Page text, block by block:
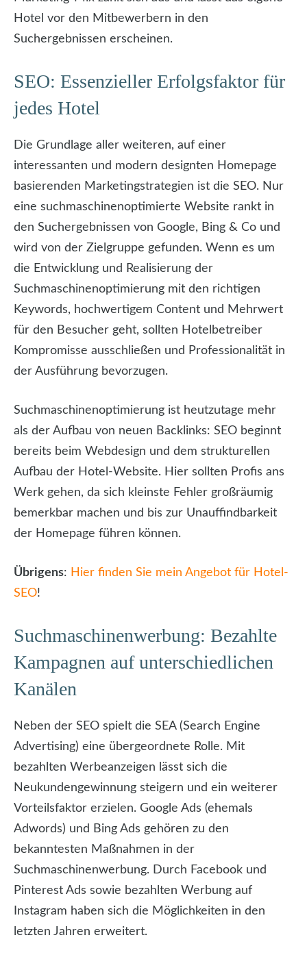
Hotel vor den Mitbewerbern in den
Suchergebnissen erscheinen.
SEO: Essenzieller Erfolgsfaktor für
jedes Hotel
Die Grundlage aller weiteren, auf einer
interessanten und modern designten Homepage
basierenden Marketingstrategien ist die SEO. Nur
eine suchmaschinenoptimierte Website rankt in
den Suchergebnissen von Google, Bing & Co und
wird von der Zielgruppe gefunden. Wenn es um
die Entwicklung und Realisierung der
Suchmaschinenoptimierung mit den richtigen
Keywords, hochwertigem Content und Mehrwert
für den Besucher geht, sollten Hotelbetreiber
Kompromisse ausschließen und Professionalität in
der Ausführung bevorzugen.
Suchmaschinenoptimierung ist heutzutage mehr
als der Aufbau von neuen Backlinks: SEO beginnt
bereits beim Webdesign und dem strukturellen
Aufbau der Hotel-Website. Hier sollten Profis ans
Werk gehen, da sich kleinste Fehler großräumig
bemerkbar machen und bis zur Unauffindbarkeit
der Homepage führen können.
Übrigens: Hier finden Sie mein Angebot für Hotel-
SEO!
Suchmaschinenwerbung: Bezahlte
Kampagnen auf unterschiedlichen
Kanälen
Neben der SEO spielt die SEA (Search Engine
Advertising) eine übergeordnete Rolle. Mit
bezahlten Werbeanzeigen lässt sich die
Neukundengewinnung steigern und ein weiterer
Vorteilsfaktor erzielen. Google Ads (ehemals
Adwords) und Bing Ads gehören zu den
bekanntesten Maßnahmen in der
Suchmaschinenwerbung. Durch Facebook und
Pinterest Ads sowie bezahlten Werbung auf
Instagram haben sich die Möglichkeiten in den
letzten Jahren erweitert.